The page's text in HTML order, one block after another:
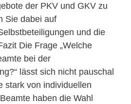
der PKV und GKV zu
Sie dabei auf
und die
Die Frage „Welche
bei der
lässt sich nicht pauschal
stark von individuellen
haben die Wahl